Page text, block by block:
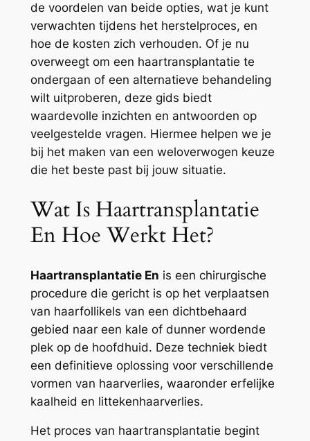
de voordelen van beide opties, wat je kunt
verwachten tijdens het herstelproces, en
hoe de kosten zich verhouden. Of je nu
overweegt om een haartransplantatie te
ondergaan of een alternatieve behandeling
wilt uitproberen, deze gids biedt
waardevolle inzichten en antwoorden op
veelgestelde vragen. Hiermee helpen we je
bij het maken van een weloverwogen keuze
die het beste past bij jouw situatie.
Wat Is Haartransplantatie
En Hoe Werkt Het?
Haartransplantatie En is een chirurgische
procedure die gericht is op het verplaatsen
van haarfollikels van een dichtbehaard
gebied naar een kale of dunner wordende
plek op de hoofdhuid. Deze techniek biedt
een definitieve oplossing voor verschillende
vormen van haarverlies, waaronder erfelijke
kaalheid en littekenhaarverlies.
Het proces van haartransplantatie begint